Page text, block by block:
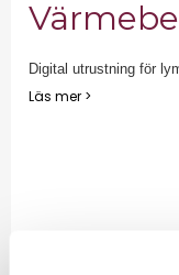
Digital utrustning för
Läs mer >